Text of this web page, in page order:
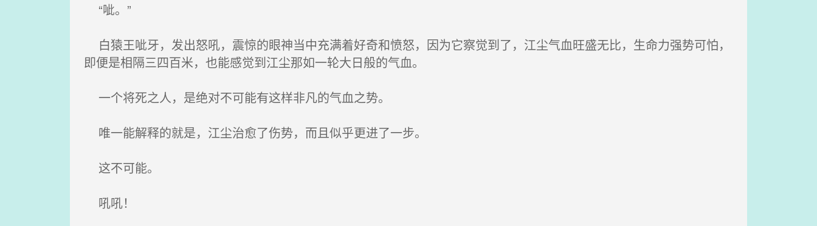
“呲。”
白猿王呲牙，发出怒吼，震惊的眼神当中充满着好奇和愤怒，因为它察觉到了，江尘气血旺盛无比，生命力强势可怕，
即便是相隔三四百米，也能感觉到江尘那如一轮大日般的气血。
一个将死之人，是绝对不可能有这样非凡的气血之势。
唯一能解释的就是，江尘治愈了伤势，而且似乎更进了一步。
这不可能。
吼吼！